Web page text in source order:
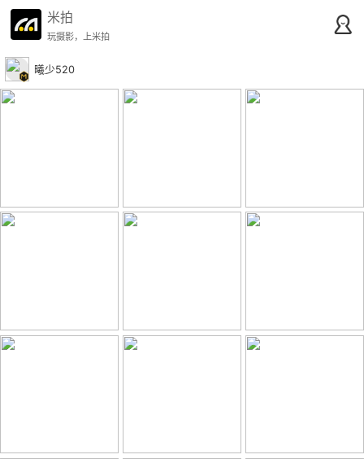
米拍
玩摄影，上米拍
曦少520